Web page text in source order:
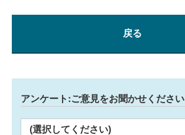
戻る
アンケート:ご意見をお聞かせください
(選択してください)